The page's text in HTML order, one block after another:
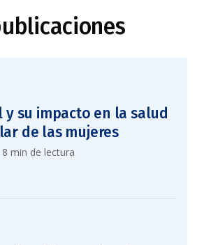
y su impacto en la salud
de las mujeres
min de lectura